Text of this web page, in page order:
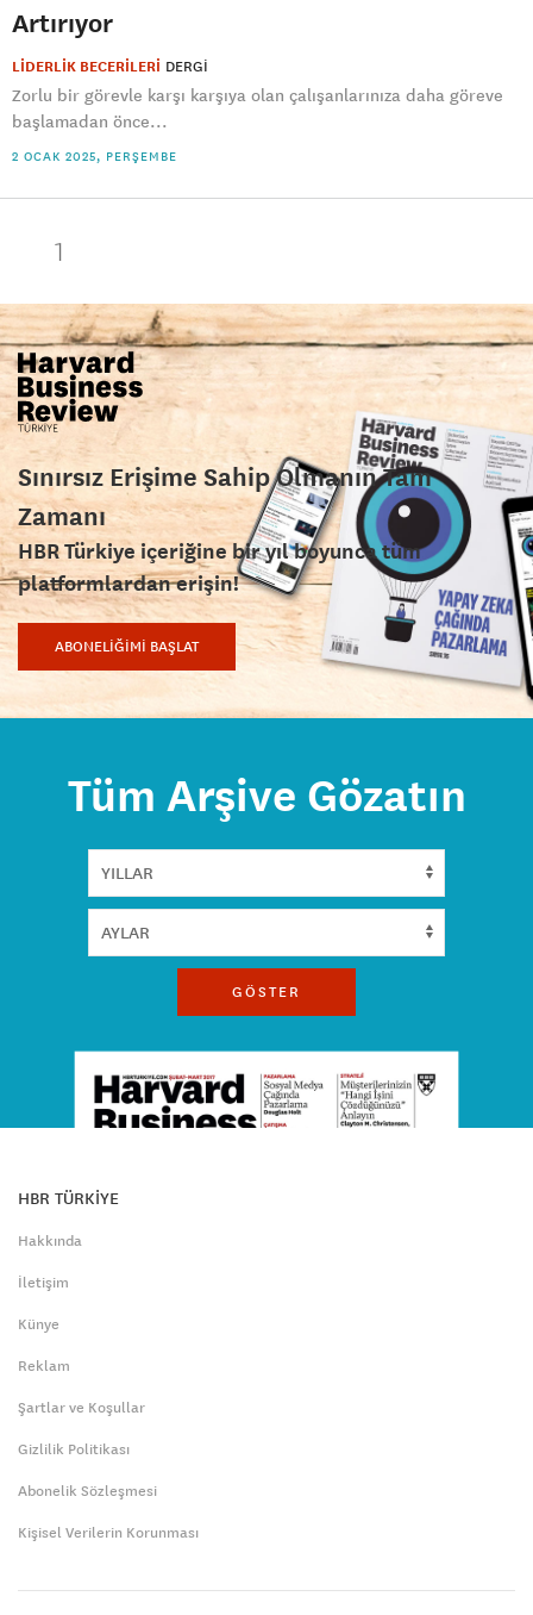
Artırıyor
LİDERLİK BECERİLERİ DERGI
Zorlu bir görevle karşı karşıya olan çalışanlarınıza daha göreve
başlamadan önce...
2 OCAK 2025, PERŞEMBE
1
Sınırsız Erişime Sahip Olmanın Tam
Zamanı
HBR Türkiye içeriğine bir yıl boyunca tüm
platformlardan erişin!
ABONELİĞİMİ BAŞLAT
Tüm Arşive Gözatın
GÖSTER
HBR TÜRKİYE
Hakkında
İletişim
Künye
Reklam
Şartlar ve Koşullar
Gizlilik Politikası
Abonelik Sözleşmesi
Kişisel Verilerin Korunması